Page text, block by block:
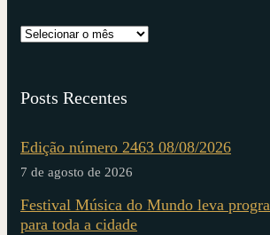
Posts Recentes
Edição número 2463 08/08/2026
7 de agosto de 2026
Festival Música do Mundo leva
para toda a cidade